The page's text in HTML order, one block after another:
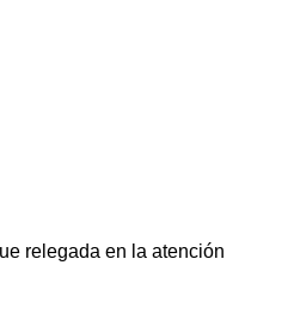
relegada en la atención